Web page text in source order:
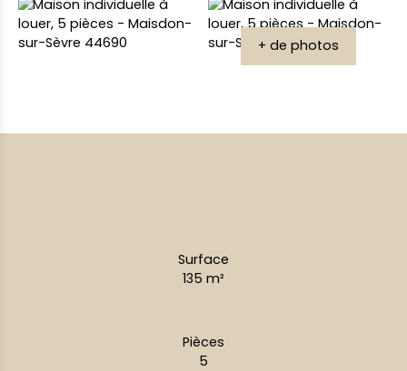
+ de photos
Surface
135 m²
Pièces
5